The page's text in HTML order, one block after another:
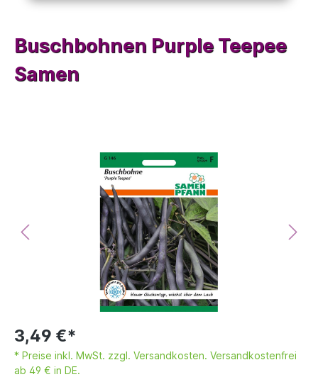
Buschbohnen Purple Teepee
Samen
3,49 €*
* Preise inkl. MwSt. zzgl. Versandkosten. Versandkostenfrei
ab 49 € in DE.